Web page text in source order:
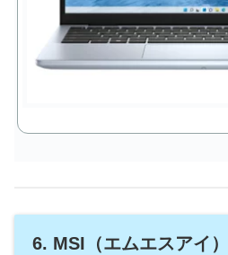
6. MSI（エムエスアイ